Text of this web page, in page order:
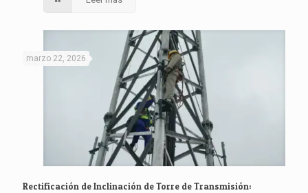
marzo 22, 2026
Rectificación de Inclinación de Torre de Transmisión: